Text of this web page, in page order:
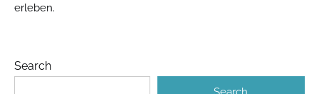
erleben.
Search